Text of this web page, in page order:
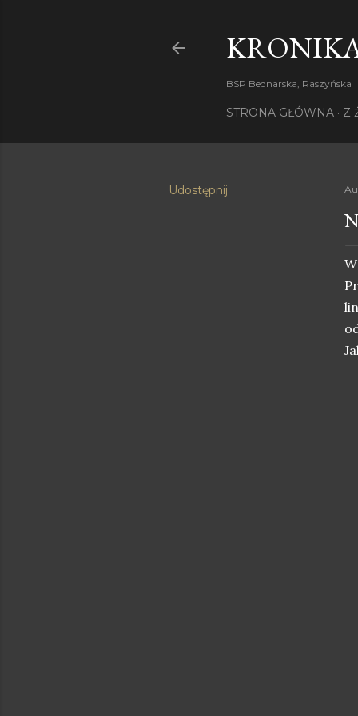
BSP Bednarska, Raszyńska
STRONA GŁÓWNA Z
Udostępnij